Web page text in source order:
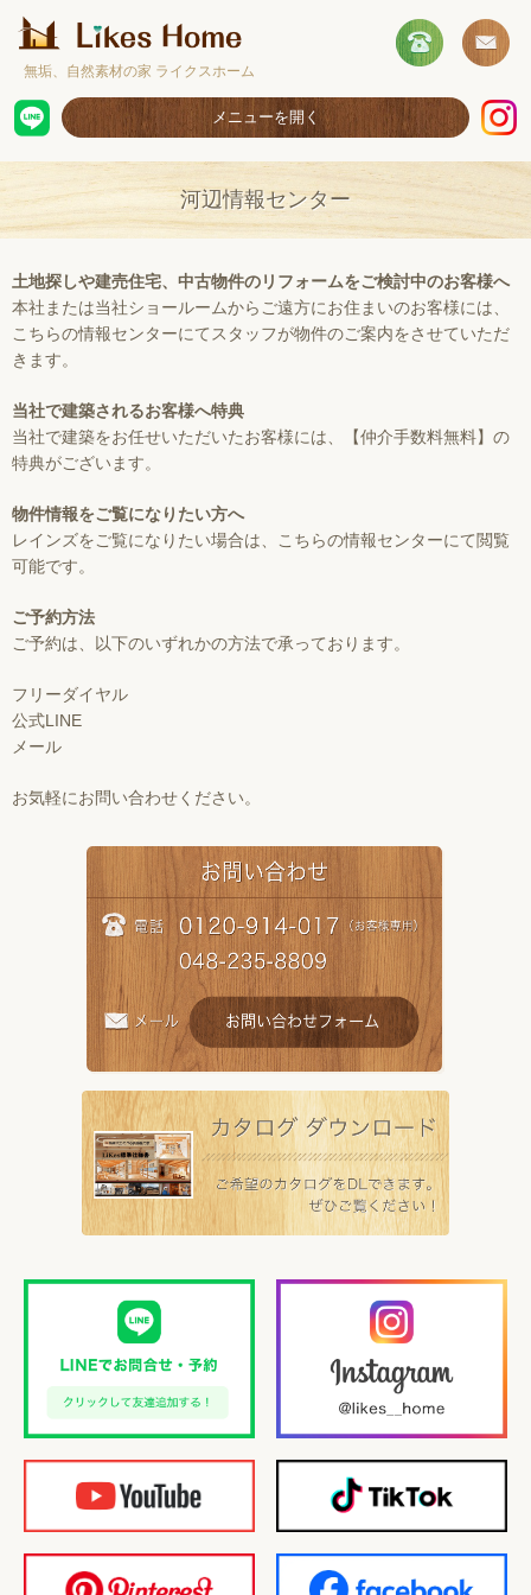
無垢、自然素材の家 ライクスホーム
メニューを開く
ホーム
コンセプト
取扱商品
お客様の声
ショールームのご案内
採用情報
河辺情報センター
土地探しや建売住宅、中古物件のリフォームをご検討中のお客様へ
本社または当社ショールームからご遠方にお住まいのお客様には、
こちらの情報センターにてスタッフが物件のご案内をさせていただ
きます。
当社で建築されるお客様へ特典
当社で建築をお任せいただいたお客様には、【仲介手数料無料】の
特典がございます。
物件情報をご覧になりたい方へ
レインズをご覧になりたい場合は、こちらの情報センターにて閲覧
可能です。
ご予約方法
ご予約は、以下のいずれかの方法で承っております。
フリーダイヤル
公式LINE
メール
お気軽にお問い合わせください。